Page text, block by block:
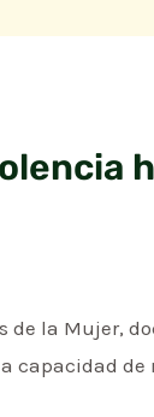
la Mujer,
capacidad